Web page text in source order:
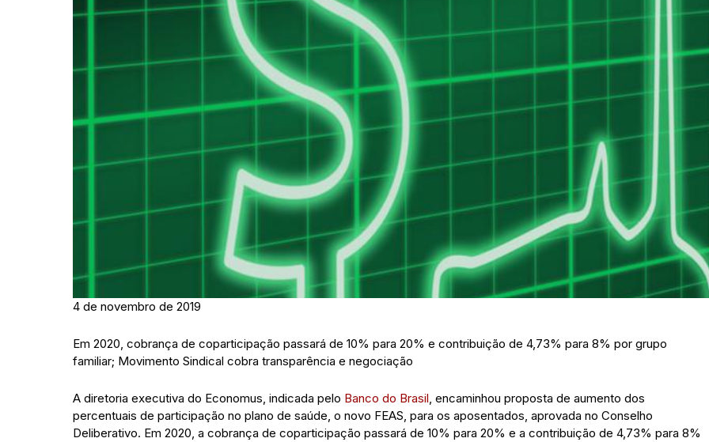
4 de novembro de 2019
Em 2020, cobrança de coparticipação passará de 10% para 20% e contribuição de 4,73% para 8% por grupo
familiar; Movimento Sindical cobra transparência e negociação
A diretoria executiva do Economus, indicada pelo Banco do Brasil, encaminhou proposta de aumento dos
percentuais de participação no plano de saúde, o novo FEAS, para os aposentados, aprovada no Conselho
Deliberativo. Em 2020, a cobrança de coparticipação passará de 10% para 20% e a contribuição de 4,73% para 8%